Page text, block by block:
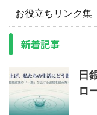
お役立ちリンク集
新着記事
日
ロ